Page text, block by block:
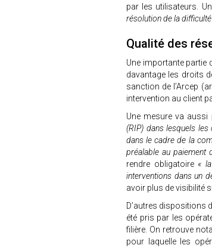
par les utilisateurs.
résolution de la
Qualité des
Une importante partie
davantage les droits
sanction de l’Arcep
intervention au client
Une mesure va
(RIP) dans lesquels
dans le cadre de la
préalable au paiement
rendre obligatoire «
interventions dans un
avoir plus de visibilité
D’autres dispositions
été pris par les
filière. On retrouve
pour laquelle les